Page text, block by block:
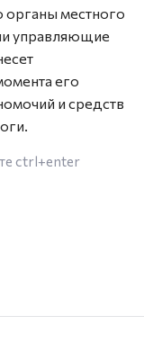
органы местного
управляющие
его
и средств
ctrl+enter